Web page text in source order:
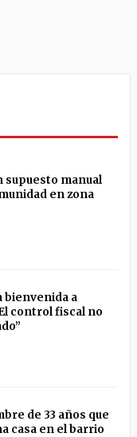
supuesto manual
en zona
bienvenida a
control fiscal no
de 33 años que
casa en el barrio